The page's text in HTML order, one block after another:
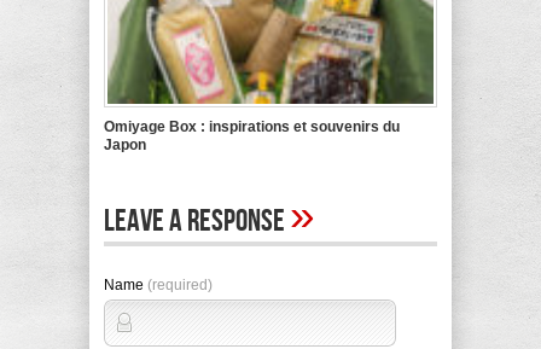
Omiyage Box : inspirations et souvenirs du
Japon
Leave A Response»
Name (required)